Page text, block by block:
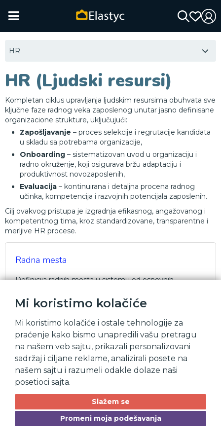
Mi koristimo kolačiće
Mi koristimo kolačiće i ostale tehnologije za
praćenje kako bismo unapredili vašu pretragu
na našem veb sajtu, prikazali personalizovani
sadržaj i ciljane reklame, analizirali posete na
našem sajtu i razumeli odakle dolaze naši
posetioci sajta.
Slažem se
Promeni moja podešavanja
HR
HR (Ljudski resursi)
Kompletan ciklus upravljanja ljudskim resursima obuhvata sve
ključne faze radnog veka zaposlenog unutar jasno definisane
organizacione strukture, uključujući:
Zapošljavanje – proces selekcije i regrutacije kandidata
u skladu sa potrebama organizacije,
Onboarding – sistematizovan uvod u organizaciju i
radno okruženje, koji osigurava bržu adaptaciju i
produktivnost novozaposlenih,
Evaluacija – kontinuirana i detaljna procena radnog
učinka, kompetencija i razvojnih potencijala zaposlenih.
Cilj ovakvog pristupa je izgradnja efikasnog, angažovanog i
kompetentnog tima, kroz standardizovane, transparentne i
merljive HR procese.
Radna mesta
Definicija radnih mesta u sistemu od osnovnih
Zapošljavanje
Zapošljavanje je ključni proces u organizacijama koji
uključuje identifikaciju potreba za radnom snagom,
oglašavanje slobodnih radnih mesta, sprovođenje
selekcijskih postupaka, odabir i zapošljavanje novih
zaposlenih.